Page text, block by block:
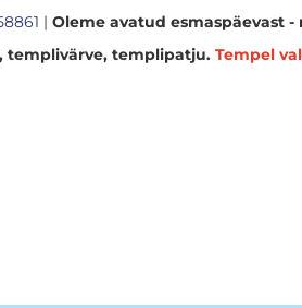
| Oleme avatud esmaspäevast -
templivärve, templipatju. Tempel